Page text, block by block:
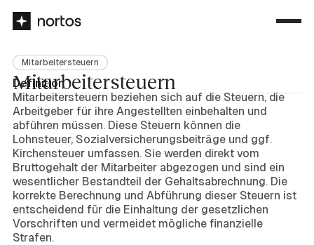
Mitarbeitersteuern
Mitarbeitersteuern
Definition
Mitarbeitersteuern beziehen sich auf die Steuern, die
Arbeitgeber für ihre Angestellten einbehalten und
abführen müssen. Diese Steuern können die
Lohnsteuer, Sozialversicherungsbeiträge und ggf.
Kirchensteuer umfassen. Sie werden direkt vom
Bruttogehalt der Mitarbeiter abgezogen und sind ein
wesentlicher Bestandteil der Gehaltsabrechnung. Die
korrekte Berechnung und Abführung dieser Steuern ist
entscheidend für die Einhaltung der gesetzlichen
Vorschriften und vermeidet mögliche finanzielle
Strafen.